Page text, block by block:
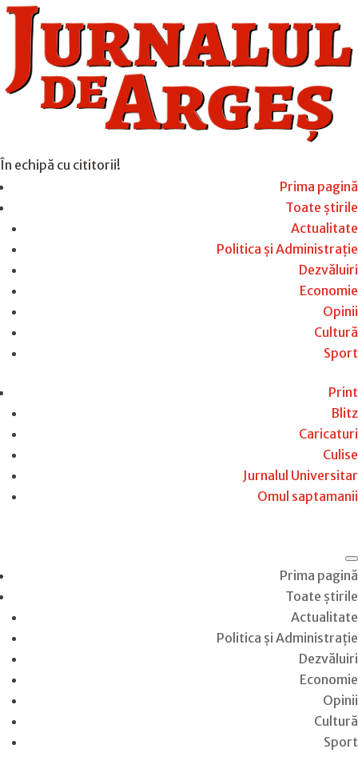
În echipă cu cititorii!
Prima pagină
Toate știrile
Actualitate
Politica și Administrație
Dezvăluiri
Economie
Opinii
Cultură
Sport
Print
Blitz
Caricaturi
Culise
Jurnalul Universitar
Omul saptamanii
Prima pagină
Toate știrile
Actualitate
Politica și Administrație
Dezvăluiri
Economie
Opinii
Cultură
Sport